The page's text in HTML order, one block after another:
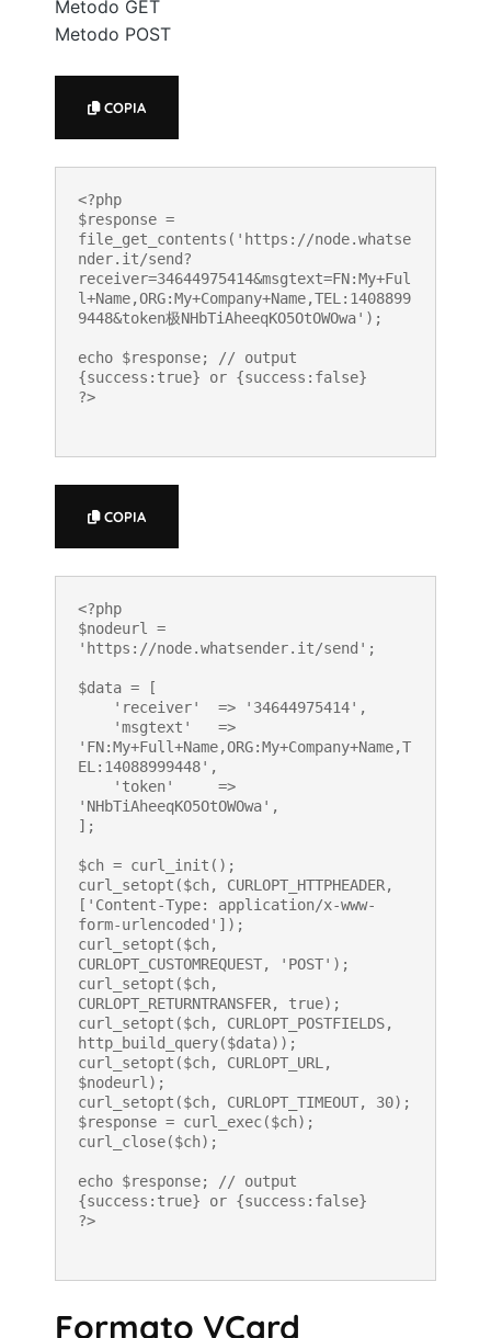
Metodo GET
Metodo POST
COPIA
<?php
$response =
file_get_contents('https://node.whatse
nder.it/send?
receiver=34644975414&msgtext=FN:My+Ful
l+Name,ORG:My+Company+Name,TEL:1408899
9448&token极NHbTiAheeqKO5OtOWOwa');
echo $response; // output
{success:true} or {success:false}
?>
COPIA
<?php
$nodeurl =
'https://node.whatsender.it/send';
$data = [
'FN:My+Full+Name,ORG:My+Company+Name,T
EL:14088999448',
'NHbTiAheeqKO5OtOWOwa',
];
$ch = curl_init();
curl_setopt($ch, CURLOPT_HTTPHEADER,
['Content-Type: application/x-www-
form-urlencoded']);
curl_setopt($ch,
CURLOPT_CUSTOMREQUEST, 'POST');
curl_setopt($ch,
CURLOPT_RETURNTRANSFER, true);
curl_setopt($ch, CURLOPT_POSTFIELDS,
http_build_query($data));
curl_setopt($ch, CURLOPT_URL,
$nodeurl);
curl_setopt($ch, CURLOPT_TIMEOUT, 30);
$response = curl_exec($ch);
curl_close($ch);
echo $response; // output
{success:true} or {success:false}
?>
Formato VCard